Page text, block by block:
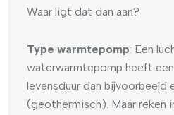
Waar ligt dat dan aan?
Type warmtepomp: Een
waterwarmtepomp heeft
levensduur dan bijvoorbeeld
(geothermisch). Maar reken